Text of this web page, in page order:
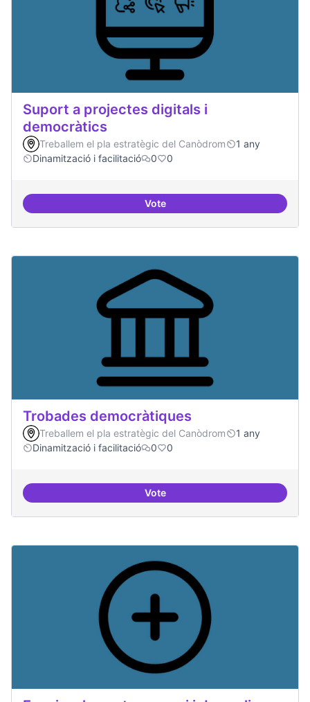
Suport a projectes digitals i
democràtics
Treballem el pla estratègic del Canòdrom
1 any
Dinamització i facilitació
0 0
VoteSuport a projectes digitals i
Trobades democràtiques
Treballem el pla estratègic del Canòdrom
1 any
Dinamització i facilitació
0 0
VoteTrobades democràtiques